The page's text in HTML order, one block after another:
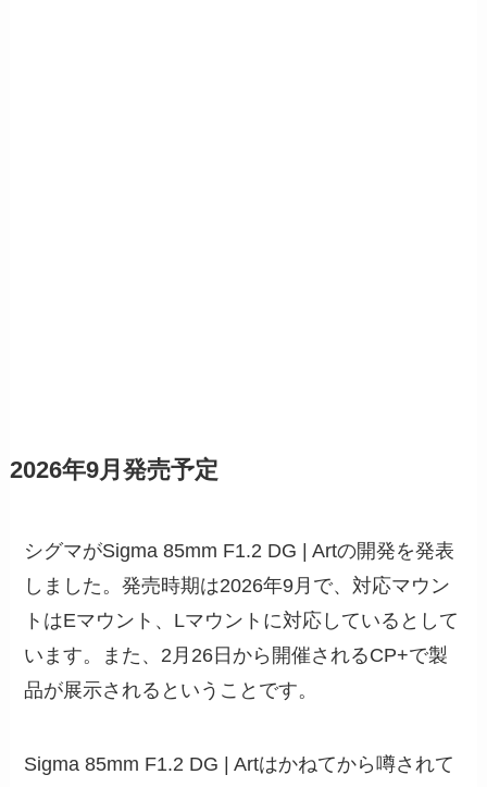
2026年9月発売予定
シグマがSigma 85mm F1.2 DG | Artの開発を発表
しました。発売時期は2026年9月で、対応マウン
トはEマウント、Lマウントに対応しているとして
います。また、2月26日から開催されるCP+で製
品が展示されるということです。
Sigma 85mm F1.2 DG | Artはかねてから噂されて